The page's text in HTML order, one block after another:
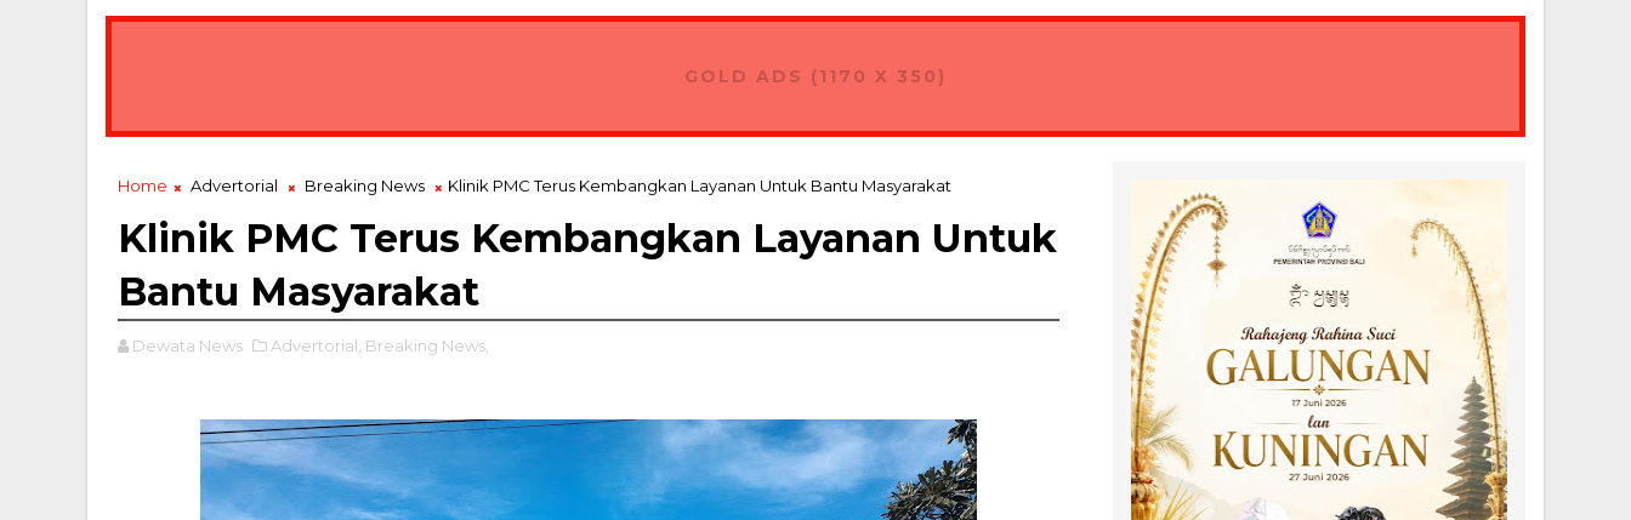
GOLD ADS (1170 X 350)
Home Advertorial Breaking News Klinik PMC Terus Kembangkan Layanan Untuk Bantu Masyarakat
Klinik PMC Terus Kembangkan Layanan Untuk
Bantu Masyarakat
Dewata News Advertorial, Breaking News,